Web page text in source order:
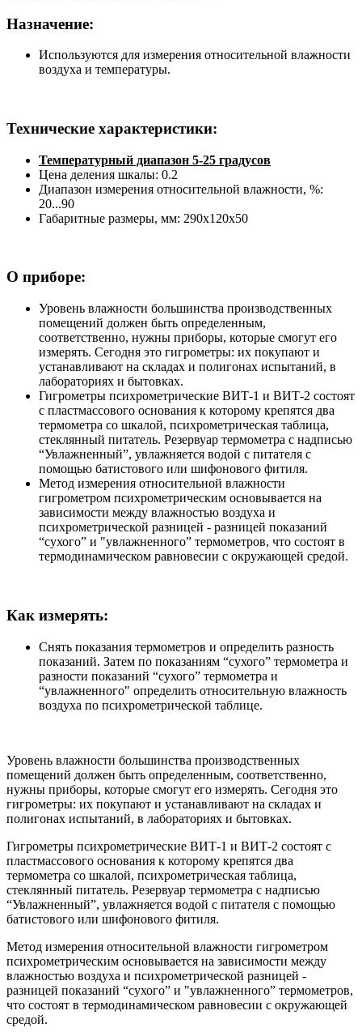
Назначение:
Используются для измерения относительной влажности
воздуха и температуры.
Технические характеристики:
Температурный диапазон 5-25 градусов
Цена деления шкалы: 0.2
Диапазон измерения относительной влажности, %:
20...90
Габаритные размеры, мм: 290х120х50
О приборе:
Уровень влажности большинства производственных
помещений должен быть определенным,
соответственно, нужны приборы, которые смогут его
измерять. Сегодня это гигрометры: их покупают и
устанавливают на складах и полигонах испытаний, в
лабораториях и бытовках.
Гигрометры психрометрические ВИТ-1 и ВИТ-2 состоят
с пластмассового основания к которому крепятся два
термометра со шкалой, психрометрическая таблица,
стеклянный питатель. Резервуар термометра с надписью
“Увлажненный”, увлажняется водой с питателя с
помощью батистового или шифонового фитиля.
Метод измерения относительной влажности
гигрометром психрометрическим основывается на
зависимости между влажностью воздуха и
психрометрической разницей - разницей показаний
“сухого” и "увлажненного” термометров, что состоят в
термодинамическом равновесии с окружающей средой.
Как измерять:
Снять показания термометров и определить разность
показаний. Затем по показаниям “сухого” термометра и
разности показаний “сухого” термометра и
“увлажненного" определить относительную влажность
воздуха по психрометрической таблице.
Уровень влажности большинства производственных
помещений должен быть определенным, соответственно,
нужны приборы, которые смогут его измерять. Сегодня это
гигрометры: их покупают и устанавливают на складах и
полигонах испытаний, в лабораториях и бытовках.
Гигрометры психрометрические ВИТ-1 и ВИТ-2 состоят с
пластмассового основания к которому крепятся два
термометра со шкалой, психрометрическая таблица,
стеклянный питатель. Резервуар термометра с надписью
“Увлажненный”, увлажняется водой с питателя с помощью
батистового или шифонового фитиля.
Метод измерения относительной влажности гигрометром
психрометрическим основывается на зависимости между
влажностью воздуха и психрометрической разницей -
разницей показаний “сухого” и "увлажненного” термометров,
что состоят в термодинамическом равновесии с окружающей
средой.